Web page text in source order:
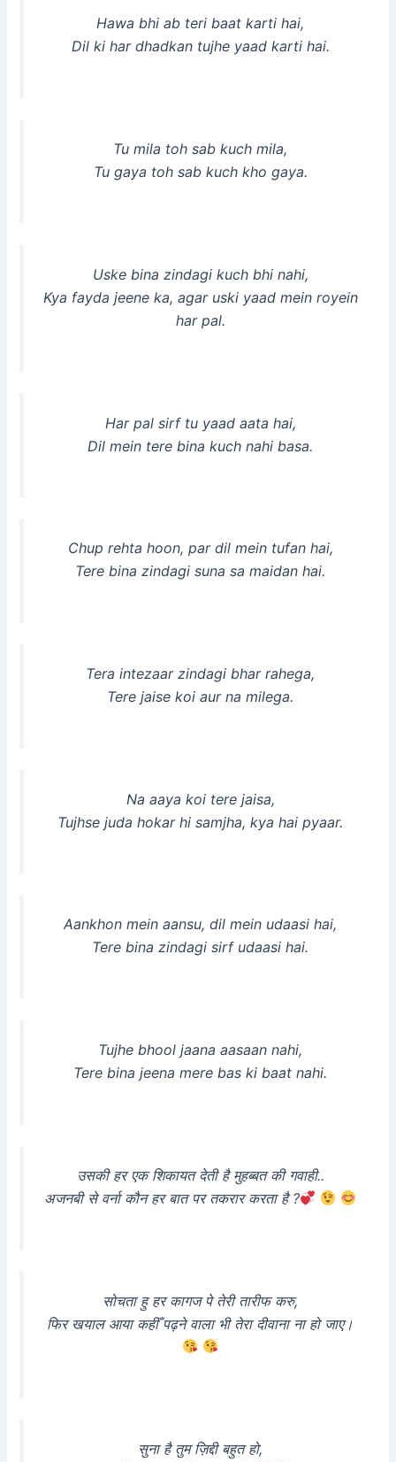
Hawa bhi ab teri baat karti hai,
Dil ki har dhadkan tujhe yaad karti hai.
Tu mila toh sab kuch mila,
Tu gaya toh sab kuch kho gaya.
Uske bina zindagi kuch bhi nahi,
Kya fayda jeene ka, agar uski yaad mein royein
har pal.
Har pal sirf tu yaad aata hai,
Dil mein tere bina kuch nahi basa.
Chup rehta hoon, par dil mein tufan hai,
Tere bina zindagi suna sa maidan hai.
Tera intezaar zindagi bhar rahega,
Tere jaise koi aur na milega.
Na aaya koi tere jaisa,
Tujhse juda hokar hi samjha, kya hai pyaar.
Aankhon mein aansu, dil mein udaasi hai,
Tere bina zindagi sirf udaasi hai.
Tujhe bhool jaana aasaan nahi,
Tere bina jeena mere bas ki baat nahi.
उसकी हर एक शिकायत देती है मुहब्बत की गवाही..
अजनबी से वर्ना कौन हर बात पर तकरार करता है ?
सोचता हु हर कागज पे तेरी तारीफ करु,
फिर खयाल आया कहीँ पढ़ने वाला भी तेरा दीवाना ना हो जाए।
सुना है तुम ज़िद्दी बहुत हो,